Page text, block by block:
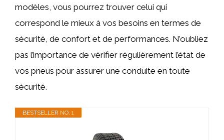
modèles, vous pourrez trouver celui qui
correspond le mieux à vos besoins en termes de
sécurité, de confort et de performances. N’oubliez
pas l’importance de vérifier régulièrement l’état de
vos pneus pour assurer une conduite en toute
sécurité.
BESTSELLER NO. 1